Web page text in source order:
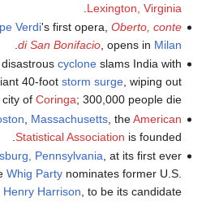
Lexington, Virginia
Verdi's first opera, Oberto, conte
di San Bonifacio, opens in Milan
cycloneslams India with
40-foot storm surge, wiping out
of Coringa; 300,000 people die.
Massachusetts, theAmerican
Statistical Association is founded.
Pennsylvania, at its first ever
Whig Partynominates former U.S.
Henry Harrison, to be its candidate